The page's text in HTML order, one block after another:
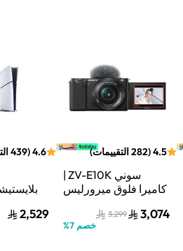
4.5
(
282 التقييمات)
سوني ZV-E10K |
كاميرا فلوق ميرورليس
ميجابكسل | كيت عدسة
باور زوم 16–50mm |
3,074
3,299
خصم 7
%
4.6
(
439
2,529